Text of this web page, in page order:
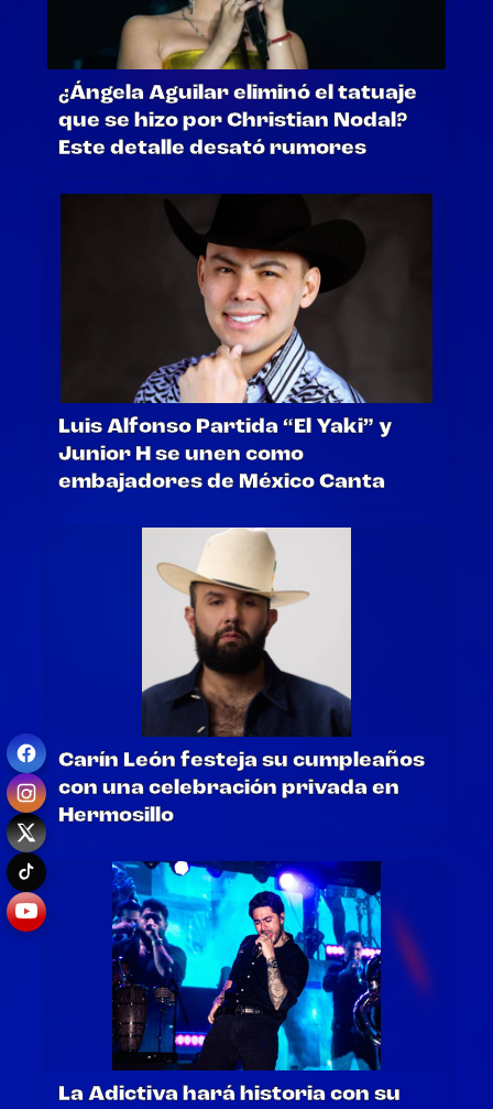
¿Ángela Aguilar eliminó el tatuaje
que se hizo por Christian Nodal?
Este detalle desató rumores
Luis Alfonso Partida “El Yaki” y
Junior H se unen como
embajadores de México Canta
Carín León festeja su cumpleaños
con una celebración privada en
Hermosillo
La Adictiva hará historia con su